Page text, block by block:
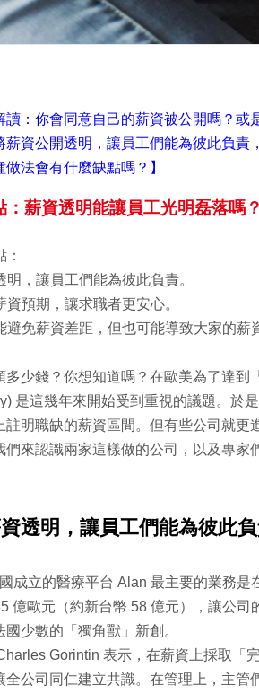
讀：你會同意自己的薪資被公開嗎？
薪資公開透明，讓員工們能為彼此負責
法會有什麼缺點嗎？】
：薪資透明能讓員工光明磊落嗎
明，讓員工們能為彼此負責。
資預期，讓求職者更安心。
避免薪資差距，但也可能導致大家的薪
多少錢？你想知道嗎？在歐美為了達到
是這幾年來開始受到重視的議題。於
註明職缺的薪資區間。但有些公司就更
們來認識兩家這樣做的公司，以及專家
透明，讓員工們能為彼此
成立的醫療平台 Alan 最主要的業務是
億歐元（約新台幣 58 億元），讓公
少數的「獨角獸」新創。
Gorintin 表示，在薪資上採取「
全公司同仁建立共識。在管理上，主管